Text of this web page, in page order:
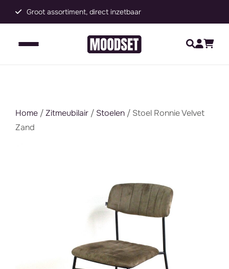
Groot assortiment, direct inzetbaar
Home /Zitmeubilair / Stoelen / Stoel Ronnie Velvet
Zand